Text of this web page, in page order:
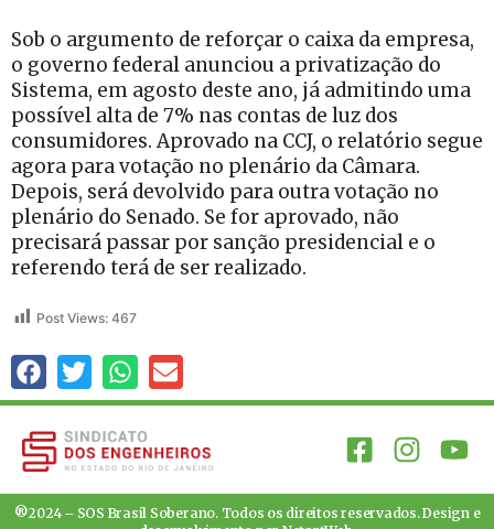
Sob o argumento de reforçar o caixa da empresa,
o governo federal anunciou a privatização do
Sistema, em agosto deste ano, já admitindo uma
possível alta de 7% nas contas de luz dos
consumidores. Aprovado na CCJ, o relatório segue
agora para votação no plenário da Câmara.
Depois, será devolvido para outra votação no
plenário do Senado. Se for aprovado, não
precisará passar por sanção presidencial e o
referendo terá de ser realizado.
Post Views: 467
®2024 – SOS Brasil Soberano. Todos os direitos reservados. Design e